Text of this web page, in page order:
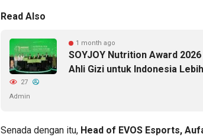
Read Also
1 month ago
SOYJOY Nutrition Award
Ahli Gizi untuk Indonesia
27
Admin
Senada dengan itu, Head of EVOS Esports,